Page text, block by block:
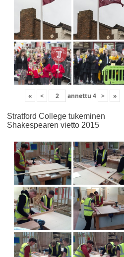
« < annettu 4 > »
Stratford College tukeminen
Shakespearen vietto 2015